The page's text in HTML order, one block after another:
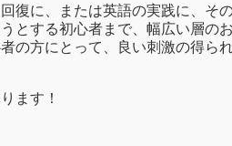
復に、または英語の実践に、そ
とする初心者まで、幅広い層の
の方にとって、良い刺激の得
ます！